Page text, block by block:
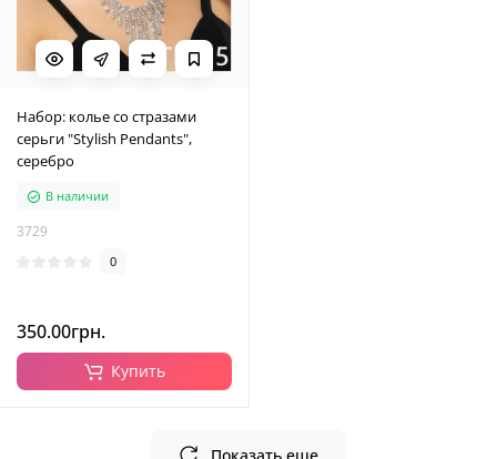
Набор: колье со стразами
серьги "Stylish Pendants",
серебро
В наличии
3729
0
350.00грн.
Купить